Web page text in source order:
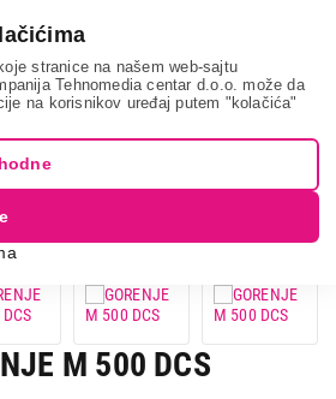
stranice na našem web-sajtu
Tehnomedia centar d.o.o. može da
na korisnikov uređaj putem "kolačića"
Mikseri
Mikseri sa posudom
M 500 DCS